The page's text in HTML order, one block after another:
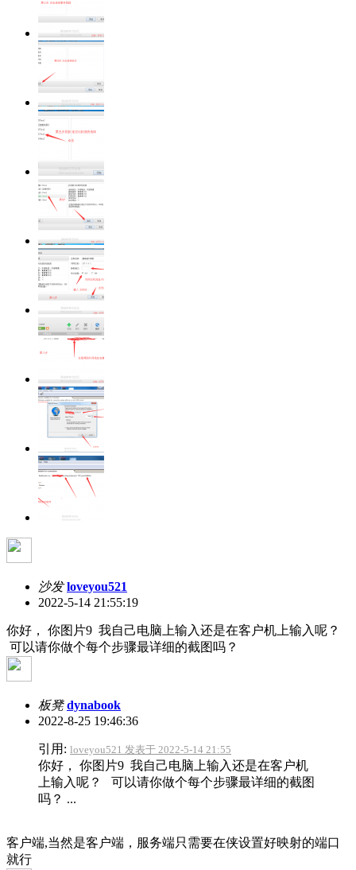
沙发 loveyou521
2022-5-14 21:55:19
你好， 你图片9 我自己电脑上输入还是在客户机上输入呢？
可以请你做个每个步骤最详细的截图吗？
板凳 dynabook
2022-8-25 19:46:36
引用: loveyou521 发表于 2022-5-14 21:55
你好， 你图片9 我自己电脑上输入还是在客户机
上输入呢？ 可以请你做个每个步骤最详细的截图
吗？ ...
客户端,当然是客户端，服务端只需要在侠设置好映射的端口
就行